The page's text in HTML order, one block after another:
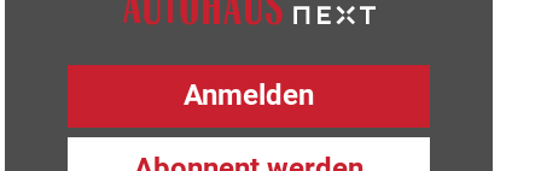
Anmelden